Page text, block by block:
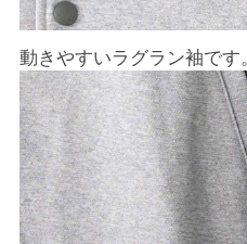
動きやすいラグラン袖です。